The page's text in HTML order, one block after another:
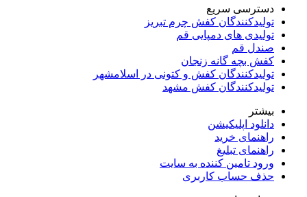
دسترسی سریع
تولیدکنندگان کفش چرم تبریز
تولیدی های دمپایی قم
صندل قم
کفش بچه گانه زنجان
تولیدکنندگان کفش و کتونی در اسلامشهر
تولیدکنندگان کفش مشهد
بیشتر
دانلود اپلیکیشن
راهنمای خرید
راهنمای تبلیغ
ورود تامین کننده به سایت
حذف حساب کاربری